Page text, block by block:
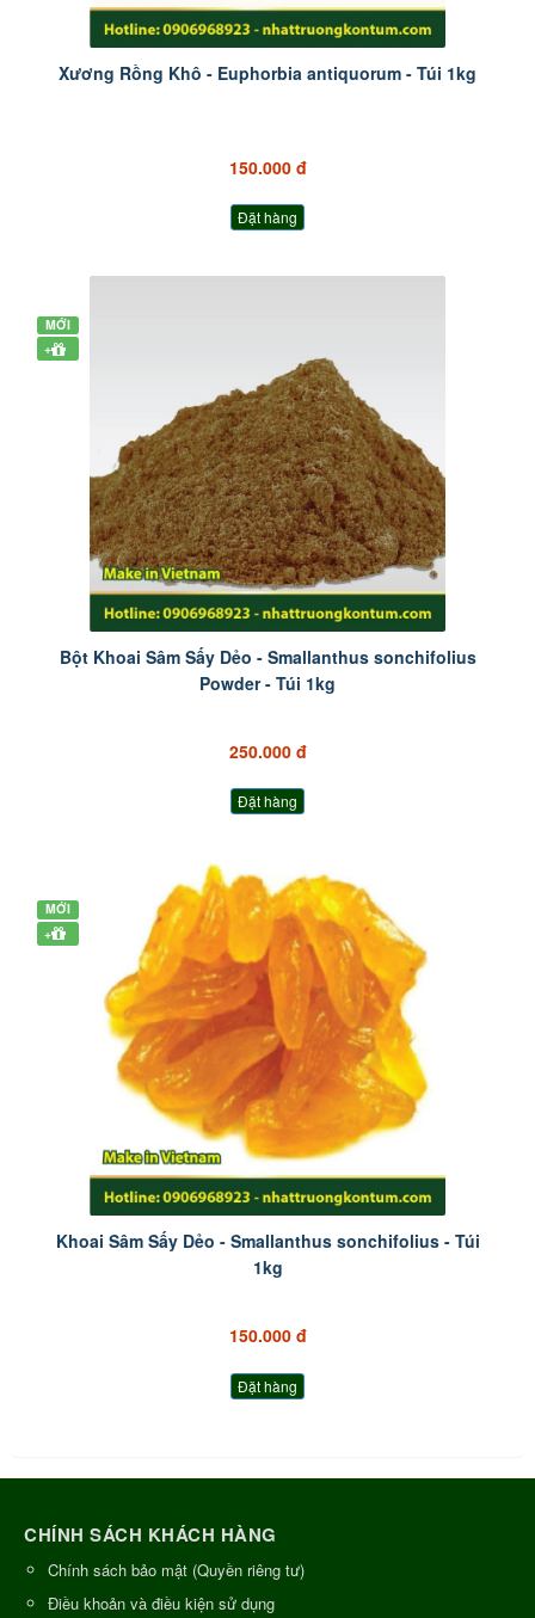
Xương Rồng Khô - Euphorbia antiquorum - Túi 1kg
150.000 đ
Đặt hàng
MỚI
+
Bột Khoai Sâm Sấy Dẻo - Smallanthus sonchifolius
Powder - Túi 1kg
250.000 đ
Đặt hàng
MỚI
+
Khoai Sâm Sấy Dẻo - Smallanthus sonchifolius - Túi
1kg
150.000 đ
Đặt hàng
CHÍNH SÁCH KHÁCH HÀNG
Chính sách bảo mật (Quyền riêng tư)
Điều khoản và điều kiện sử dụng